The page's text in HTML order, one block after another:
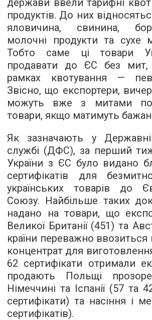
держави ввели тарифні
продуктів. До них
яловичина, свинина,
молочні продукти та сухе
Тобто саме ці товари
продавати до ЄС без
рамках квотування —
Звісно, що експортери,
можуть вже з митами
товари, якщо матимуть
Як зазначають у
службі (ДФС), за перший
України з ЄС було видано
сертифікатів для
українських товарів до
Союзу. Найбільше таких
надано на товари, що
Великої Британії (451) та
країни переважно
концентрат для
62 сертифікати отримали
продають Польщі
Німеччині та Іспанії (57 та
сертифікати) та насіння і
сертифікатів).